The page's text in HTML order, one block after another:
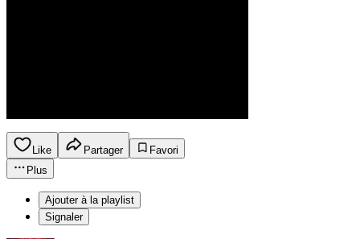
Like Partager
Favori
Plus
Ajouter à la playlist
Signaler